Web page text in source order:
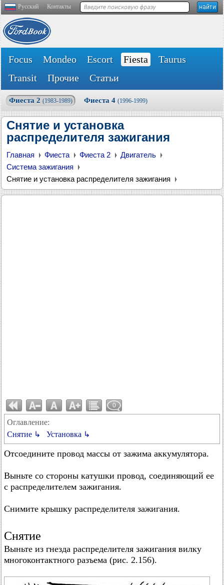
Русский Контакты
Focus Mondeo Escort Fiesta
Taurus
Transit
Прочие Статьи
Фиеста 2 (1983-1989) Фиеста 4 (1996-1999)
Снятие и установка
распределителя зажигания
Главная Фиеста Фиеста 2
Двигатель
Система зажигания
Снятие и установка распределителя зажигания
0
Оглавление:
Снятие ↳
Установка ↳
Отсоедините провод массы от зажима аккумулятора.
Выньте со стороны катушки провод, соединяющий ее
с распределителем зажигания.
Снимите крышку распределителя зажигания.
Снятие
Выньте из гнезда распределителя зажигания вилку
многоконтактного разъема (рис. 2.156).